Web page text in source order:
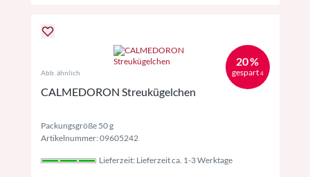
20 %
gespart 4
Abb. ähnlich
CALMEDORON Streukügelchen
Packungsgröße 50 g
Artikelnummer: 09605242
Lieferzeit: Lieferzeit ca. 1-3 Werktage